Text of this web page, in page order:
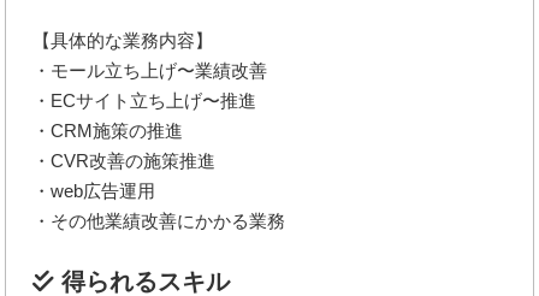
【具体的な業務内容】
・モール立ち上げ〜業績改善
・ECサイト立ち上げ〜推進
・CRM施策の推進
・CVR改善の施策推進
・web広告運用
・その他業績改善にかかる業務
得られるスキル